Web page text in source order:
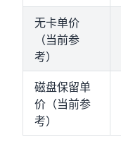
无卡单价
（当前参
考）
磁盘保留单
价（当前参
考）